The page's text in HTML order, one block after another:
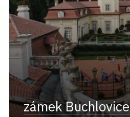
zámek Buchlovice